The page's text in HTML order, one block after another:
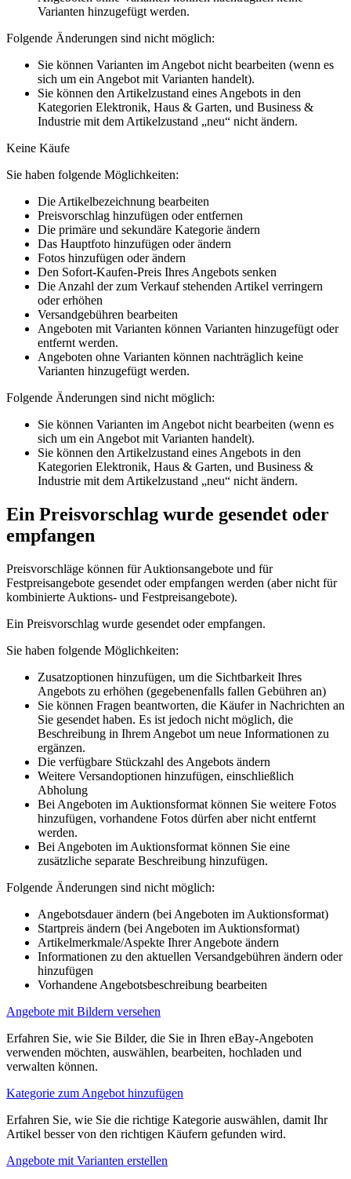
Varianten hinzugefügt werden.
Folgende Änderungen sind nicht möglich:
Sie können Varianten im Angebot nicht bearbeiten (wenn es
sich um ein Angebot mit Varianten handelt).
Sie können den Artikelzustand eines Angebots in den
Kategorien Elektronik, Haus & Garten, und Business &
Industrie mit dem Artikelzustand „neu“ nicht ändern.
Keine Käufe
Sie haben folgende Möglichkeiten:
Die Artikelbezeichnung bearbeiten
Preisvorschlag hinzufügen oder entfernen
Die primäre und sekundäre Kategorie ändern
Das Hauptfoto hinzufügen oder ändern
Fotos hinzufügen oder ändern
Den Sofort-Kaufen-Preis Ihres Angebots senken
Die Anzahl der zum Verkauf stehenden Artikel verringern
oder erhöhen
Versandgebühren bearbeiten
Angeboten mit Varianten können Varianten hinzugefügt oder
entfernt werden.
Angeboten ohne Varianten können nachträglich keine
Varianten hinzugefügt werden.
Folgende Änderungen sind nicht möglich:
Sie können Varianten im Angebot nicht bearbeiten (wenn es
sich um ein Angebot mit Varianten handelt).
Sie können den Artikelzustand eines Angebots in den
Kategorien Elektronik, Haus & Garten, und Business &
Industrie mit dem Artikelzustand „neu“ nicht ändern.
Ein Preisvorschlag wurde gesendet oder
empfangen
Preisvorschläge können für Auktionsangebote und für
Festpreisangebote gesendet oder empfangen werden (aber nicht für
kombinierte Auktions- und Festpreisangebote).
Ein Preisvorschlag wurde gesendet oder empfangen.
Sie haben folgende Möglichkeiten:
Zusatzoptionen hinzufügen, um die Sichtbarkeit Ihres
Angebots zu erhöhen (gegebenenfalls fallen Gebühren an)
Sie können Fragen beantworten, die Käufer in Nachrichten an
Sie gesendet haben. Es ist jedoch nicht möglich, die
Beschreibung in Ihrem Angebot um neue Informationen zu
ergänzen.
Die verfügbare Stückzahl des Angebots ändern
Weitere Versandoptionen hinzufügen, einschließlich
Abholung
Bei Angeboten im Auktionsformat können Sie weitere Fotos
hinzufügen, vorhandene Fotos dürfen aber nicht entfernt
werden.
Bei Angeboten im Auktionsformat können Sie eine
zusätzliche separate Beschreibung hinzufügen.
Folgende Änderungen sind nicht möglich:
Angebotsdauer ändern (bei Angeboten im Auktionsformat)
Startpreis ändern (bei Angeboten im Auktionsformat)
Artikelmerkmale/Aspekte Ihrer Angebote ändern
Informationen zu den aktuellen Versandgebühren ändern oder
hinzufügen
Vorhandene Angebotsbeschreibung bearbeiten
Angebote mit Bildern versehen
Erfahren Sie, wie Sie Bilder, die Sie in Ihren eBay-Angeboten
verwenden möchten, auswählen, bearbeiten, hochladen und
verwalten können.
Kategorie zum Angebot hinzufügen
Erfahren Sie, wie Sie die richtige Kategorie auswählen, damit Ihr
Artikel besser von den richtigen Käufern gefunden wird.
Angebote mit Varianten erstellen